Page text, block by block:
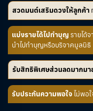
สวดมนต์เสริมดวงให้ลูกค้า
แบ่งรายได้ไปทำบุญ รายได้
นำไปทำบุญหรือบริจาคมูลนิธิ
รับสิทธิพิเศษส่วนลดมากมา
รับประกันความพอใจไม่พอ